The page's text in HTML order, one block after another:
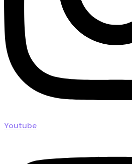
Youtube